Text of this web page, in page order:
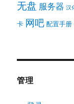
无盘 服务器 汉
卡 网吧 配置手册
管理